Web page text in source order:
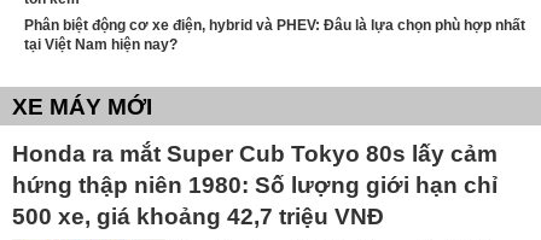
Phân biệt động cơ xe điện, hybrid và PHEV: Đâu là lựa chọn phù hợp nhất
tại Việt Nam hiện nay?
XE MÁY MỚI
Honda ra mắt Super Cub Tokyo 80s lấy cảm
hứng thập niên 1980: Số lượng giới hạn chỉ
500 xe, giá khoảng 42,7 triệu VNĐ